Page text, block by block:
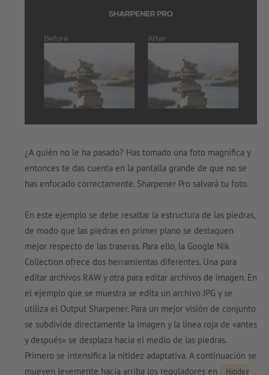
¿A quién no le ha pasado? Has tomado una foto magnífica y
entonces te das cuenta en la pantalla grande de que no se
has enfocado correctamente. Sharpener Pro salvará tu foto.
En este ejemplo se debe resaltar la estructura de las piedras,
de modo que las piedras en primer plano se destaquen
mejor respecto de las traseras. Para ello, la Google Nik
Collection ofrece dos herramientas diferentes. Una para
editar archivos RAW y otra para editar archivos de imagen. En
el ejemplo que se muestra se edita un archivo JPG y se
utiliza el Output Sharpener. Para un mejor visión de conjunto
se subdivide directamente la imagen y la línea roja de «antes
y después» se desplaza hacia el medio de las piedras.
Primero se intensifica la nitidez adaptativa. A continuación se
mueven levemente hacia arriba los reguladores en
Nitidez